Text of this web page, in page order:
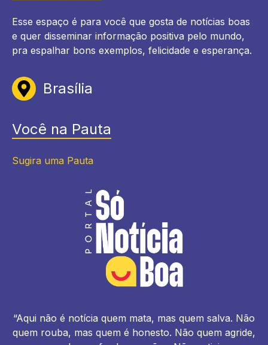
Esse espaço é para você que gosta de notícias boas
e quer disseminar informação positiva pelo mundo,
pra espalhar bons exemplos, felicidade e esperança.
Brasília
Você na Pauta
Sugira uma Pauta
“Aqui não é notícia quem mata, mas quem salva. Não
quem rouba, mas quem é honesto. Não quem agride,